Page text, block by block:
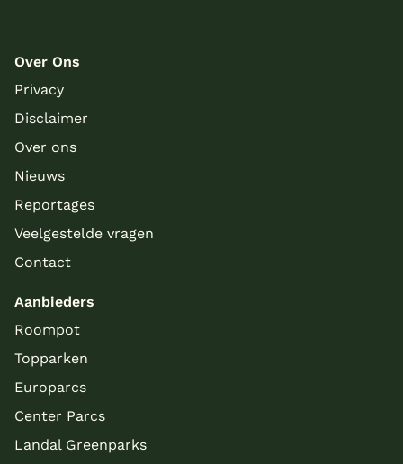
Over Ons
Privacy
Disclaimer
Over ons
Nieuws
Reportages
Veelgestelde vragen
Contact
Aanbieders
Roompot
Topparken
Europarcs
Center Parcs
Landal Greenparks